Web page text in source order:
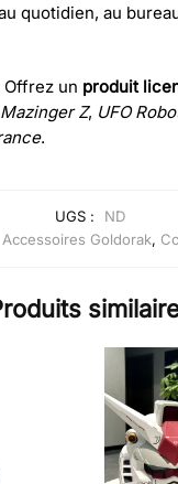
quotidien, au
Offrez un produit
Mazinger Z, UFO
.
UGS :
ND
Accessoires Goldorak,